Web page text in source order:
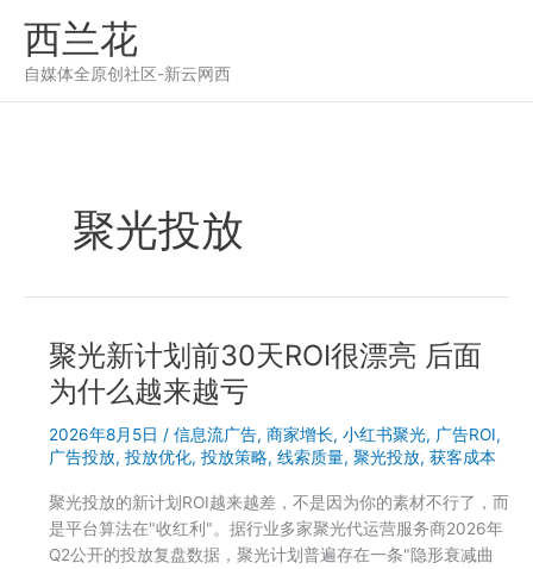
西兰花
自媒体全原创社区-新云网西
聚光投放
聚光新计划前30天ROI很漂亮 后面
为什么越来越亏
2026年8月5日 / 信息流广告, 商家增长, 小红书聚光, 广告ROI,
广告投放, 投放优化, 投放策略, 线索质量, 聚光投放, 获客成本
聚光投放的新计划ROI越来越差，不是因为你的素材不行了，而
是平台算法在"收红利"。据行业多家聚光代运营服务商2026年
Q2公开的投放复盘数据，聚光计划普遍存在一条"隐形衰减曲